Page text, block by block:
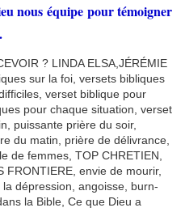
nous équipe pour témoigner